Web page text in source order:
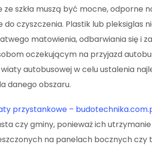
ze szkła muszą być mocne, odporne
do czyszczenia. Plastik lub pleksiglas
matowienia, odbarwiania się i
oczekującym na przyjazd
autobusowej w celu ustalenia
danego obszaru.
przystankowe –
czy gminy, ponieważ ich
na panelach bocznych